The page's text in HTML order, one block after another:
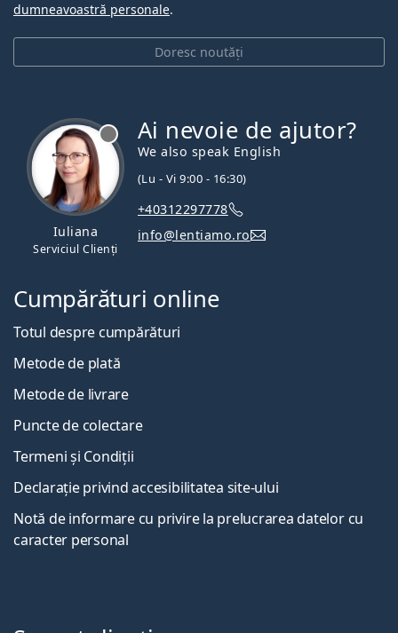
Doresc noutăți
dumneavoastră personale.
Iuliana
Serviciul Clienți
Ai nevoie de ajutor?
We also speak English
(Lu - Vi 9:00 - 16:30)
+40312297778
info@lentiamo.ro
Cumpărături online
Totul despre cumpărături
Metode de plată
Metode de livrare
Puncte de colectare
Termeni și Condiții
Declarație privind accesibilitatea site-ului
Notă de informare cu privire la prelucrarea datelor cu
caracter personal